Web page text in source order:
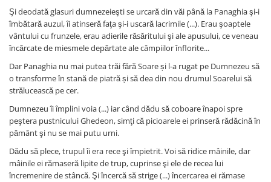
Şi deodată glasuri dumnezeieşti se urcară din văi până la Panaghia şi-i
îmbătară auzul, îi atinseră faţa şi-i uscară lacrimile (...). Erau şoaptele
vântului cu frunzele, erau adierile răsăritului şi ale apusului, ce veneau
încărcate de miesmele depărtate ale câmpiilor înflorite...
Dar Panaghia nu mai putea trăi fără Soare și l-a rugat pe Dumnezeu să
o transforme în stană de piatră și să dea din nou drumul Soarelui să
strălucească pe cer.
Dumnezeu îi împlini voia (...) iar când dădu să coboare înapoi spre
peştera pustnicului Ghedeon, simţi că picioarele ei prinseră rădăcină în
pământ şi nu se mai putu urni.
Dădu să plece, trupul îi era rece şi împietrit. Voi să ridice mâinile, dar
mâinile ei rămaseră lipite de trup, cuprinse şi ele de recea lui
încremenire de stâncă. Şi încercă să strige (...) încercarea ei rămase